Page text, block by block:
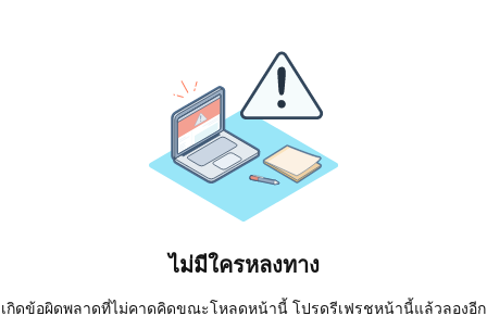
ไม่มีใครหลงทาง
เกิดข้อผิดพลาดที่ไม่คาดคิดขณะโหลดหน้านี้ โปรดรีเฟรชหน้านี้แล้วลองอีก